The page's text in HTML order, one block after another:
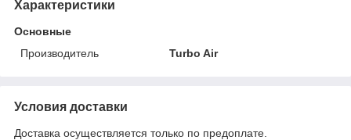
Характеристики
Основные
Производитель
Turbo Air
Условия доставки
Доставка осуществляется только по предоплате.